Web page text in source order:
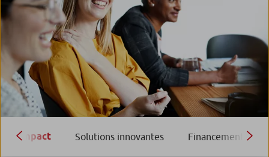
Impact Solutions innovantes Financements